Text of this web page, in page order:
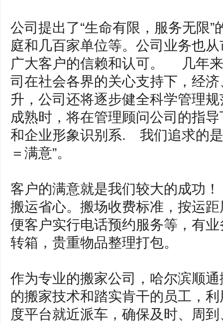
公司提出了“生命有限，服务无限
庭和几百家单位等。公司业务也
广大客户的信赖和认可。 几年
司在社会各界的关心支持下，经
升，公司还将逐步健全科学管理
成熟时，将在管理顾问公司的指
和企业形象识别系. 我们追求的
＝满意”。
客户的满意就是我们较大的成
搬运省心。搬场收费标准，按运
便客户实行电话预约服务等，有
转箱，贵重物品整理打包。
作为专业的搬家公司，哈尔滨顺
的搬家技术和踏实肯干的员工，
度平台就近派车，确保及时、周